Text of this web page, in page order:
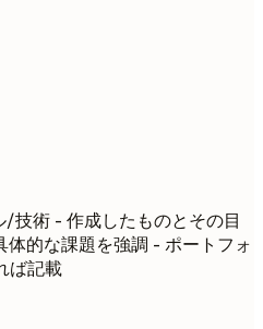
/技術 - 作成したものとその目
的な課題を強調 - ポートフォ
ば記載